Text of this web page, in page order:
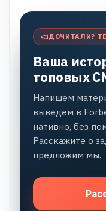
ДОЧИТАЛИ?
Ваша
топовых
Напишем
выведем в
нативно, без
Расскажите о
предложим мы.